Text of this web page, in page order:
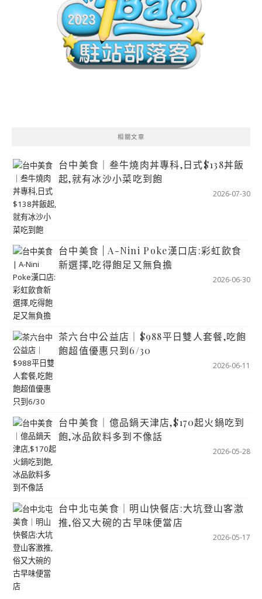
相關文章
台中美食｜叁牛燒肉丼專科,日式$138丼飯
起,就有冰沙小菜吃到飽
2026-07-30
台中美食 | A-Nini Poke漢口店:彩虹飲食
新選擇,吃得飽足又無負擔
2026-06-30
茶六台中公益店｜$988平日雙人套餐,吃飽
飽超值優惠只到6/30
2026-06-11
台中美食｜億品鍋天津店,$170起火鍋吃到
飽,冰品飲料多到不像話
2026-05-28
台中北屯美食｜明山快餐店:大坑登山客激
推,俗又大碗的古早味便當店
2026-05-17